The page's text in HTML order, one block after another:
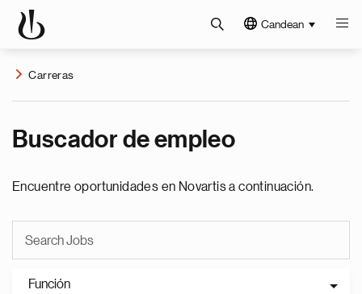
Candean
Carreras
Buscador de empleo
Encuentre oportunidades en Novartis a continuación.
Función